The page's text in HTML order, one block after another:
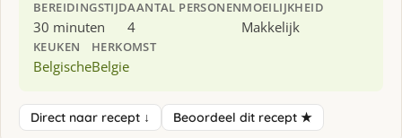
BEREIDINGSTIJD
30 minuten
AANTAL PERSONEN
4
MOEILIJKHEID
Makkelijk
KEUKEN
Belgische
HERKOMST
Belgie
Direct naar recept ↓ Beoordeel dit recept ★